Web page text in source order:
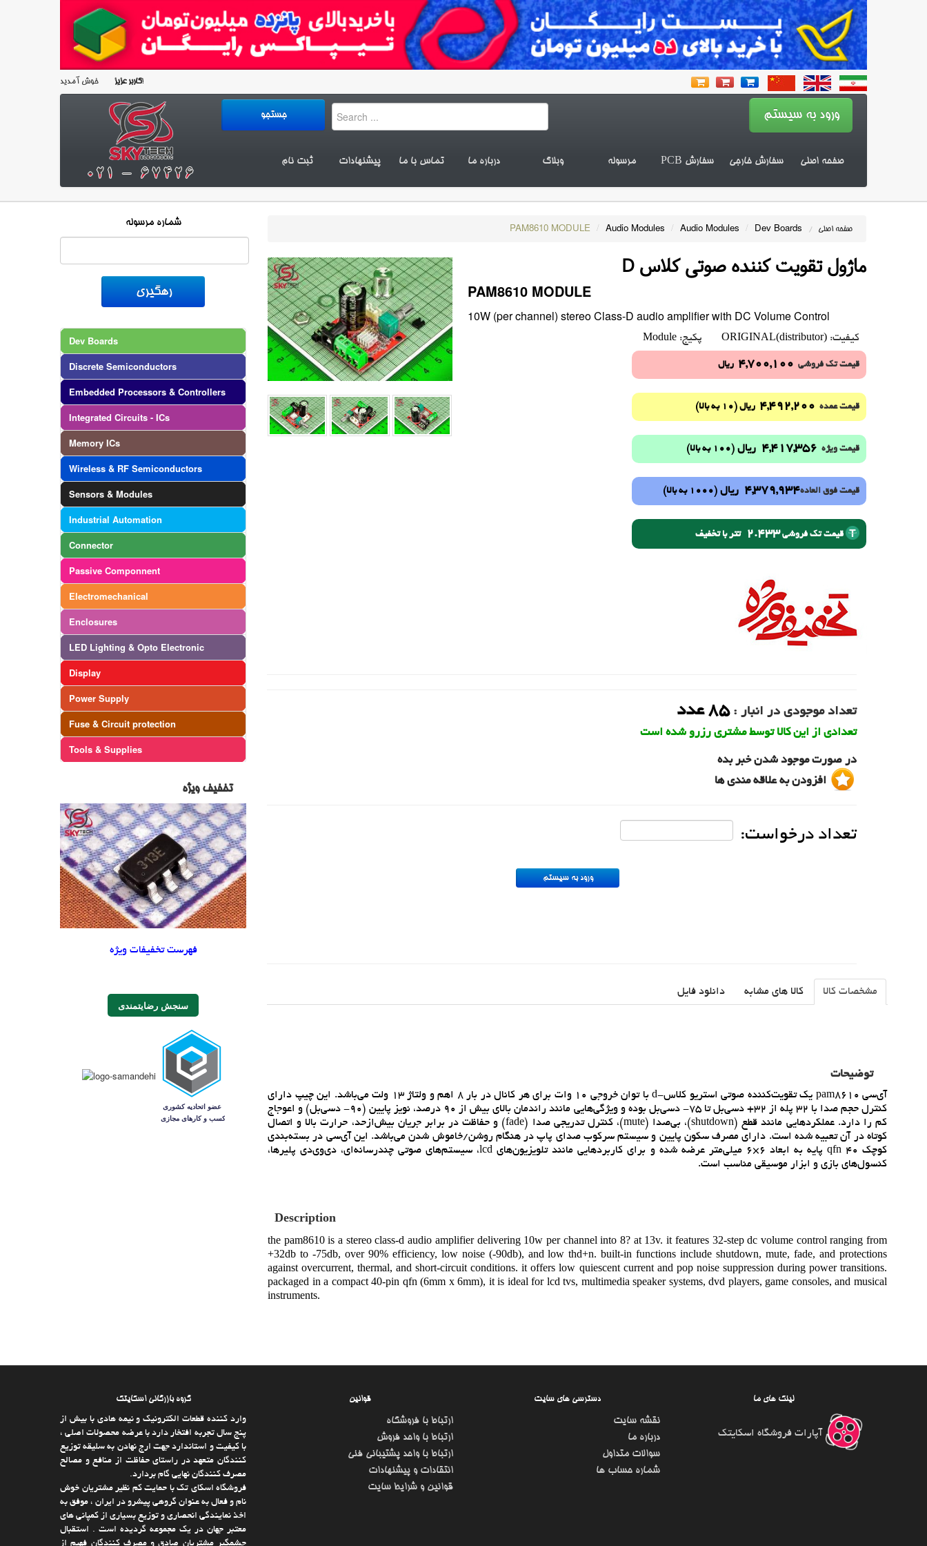
کاربر عزیزخوش آمدید!
صفحه اصلی سفارش خارجی سفارش PCB مرسوله وبلاگ درباره ما تماس با ما پیشنهادات ثبت نام
شماره مرسوله
Dev Boards
Discrete Semiconductors
Embedded Processors & Controllers
Integrated Circuits - ICs
Memory ICs
Wireless & RF Semiconductors
Sensors & Modules
Industrial Automation
Connector
Passive Componnent
Electromechanical
Enclosures
LED Lighting & Opto Electronic
Display
Power Supply
Fuse & Circuit protection
Tools & Supplies
تخفیف ویژه
فهرست تخفیفات ویژه
سنجش رضایتمندی
صفحه اصلی /
Dev Boards
/
Audio Modules
/
Audio Modules
/
PAM8610 MODULE
ماژول تقویت کننده صوتی کلاس D
PAM8610 MODULE
10W (per channel) stereo Class-D audio amplifier with DC Volume Control
کیفیت: ORIGINAL(distributor) پکیج: Module
قیمت تک فروشی 4,700,100 ریال
قیمت عمده 4,492,200 ریال (10 به بالا)
قیمت ویژه 4,417,356 ریال (100 به بالا)
قیمت فوق العاده4,379,934 ریال (1000 به بالا)
قیمت تک فروشی2.433 تتر با تخفیف
تعداد موجودی در انبار :85 عدد
تعدادی از این کالا توسط مشتری رزرو شده است
در صورت موجود شدن خبر بده
افزودن به علاقه مندی ها
تعداد درخواست:
مشخصات کالا کالا های مشابه دانلود فایل
توضیحات
آي‌سي pam8610 يک تقويت‌کننده صوتي استريو کلاس-d با توان خروجي 10 وات براي هر کانال در بار 8 اهم و ولتاژ 13 ولت مي‌باشد. اين چيپ داراي
کنترل حجم صدا با 32 پله از 32+ دسي‌بل تا 75- دسي‌بل بوده و ويژگي‌هايي مانند راندمان بالاي بيش از 90 درصد، نويز پايين (90- دسي‌بل) و اعوجاج
کم را دارد. عملکردهايي مانند قطع (shutdown)، بي‌صدا (mute)، کنترل تدريجي صدا (fade) و حفاظت در برابر جريان بيش‌ازحد، حرارت بالا و اتصال
کوتاه در آن تعبيه شده است. داراي مصرف سکون پايين و سيستم سرکوب صداي پاپ در هنگام روشن/خاموش شدن مي‌باشد. اين آي‌سي در بسته‌بندي
کوچک qfn 40 پايه به ابعاد 6×6 ميلي‌متر عرضه شده و براي کاربردهايي مانند تلويزيون‌هاي lcd، سيستم‌هاي صوتي چندرسانه‌اي، دي‌وي‌دي پليرها،
کنسول‌هاي بازي و ابزار موسيقي مناسب است.
Description
the pam8610 is a stereo class-d audio amplifier delivering 10w per channel into 8? at 13v. it features 32-step dc volume control ranging from
+32db to -75db, over 90% efficiency, low noise (-90db), and low thd+n. built-in functions include shutdown, mute, fade, and protections
against overcurrent, thermal, and short-circuit conditions. it offers low quiescent current and pop noise suppression during power transitions.
packaged in a compact 40-pin qfn (6mm x 6mm), it is ideal for lcd tvs, multimedia speaker systems, dvd players, game consoles, and musical
instruments.
گروه بازرگانی اسکایتک
وارد كننده قطعات الکترونیک و نیمه هادی با بیش از
پنج سال تجربه افتخار دارد با عرضه محصولات اصلی ،
با كیفیت و استاندارد جهت ارج نهادن به سلیقه توزیع
كنندگان متعهد در راستای حفاظت از منافع و مصالح
مصرف كنندگان نهایی گام بردارد.
فروشگاه اسکای تک با حمایت كم نظیر مشتریان خوش
نام و فعال به عنوان گروهی پیشرو در ایران ، موفق به
اخذ نمایندگی انحصاری و توزیع بسیاری از كمپانی های
معتبر جهان در یك مجموعه گردیده است . استقبال
قوانین
ارتباط با فروشگاه
ارتباط با واحد فروش
ارتباط با واحد پشتیبانی فنی
انتقادات و پیشنهادات
قوانین و شرایط سایت
دسترسی های سایت
نقشه سایت
درباره ما
سوالات متداول
شماره حساب ها
لینک های ما
آپارات فروشگاه اسکایتک